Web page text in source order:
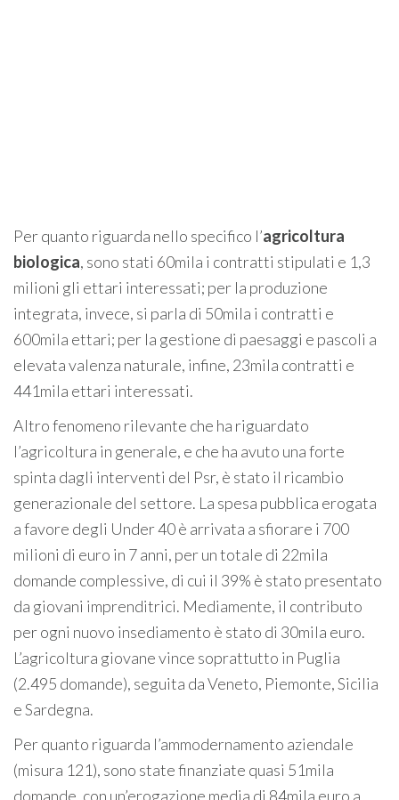
Per quanto riguarda nello specifico l’agricoltura
biologica, sono stati 60mila i contratti stipulati e 1,3
milioni gli ettari interessati; per la produzione
integrata, invece, si parla di 50mila i contratti e
600mila ettari; per la gestione di paesaggi e pascoli a
elevata valenza naturale, infine, 23mila contratti e
441mila ettari interessati.
Altro fenomeno rilevante che ha riguardato
l’agricoltura in generale, e che ha avuto una forte
spinta dagli interventi del Psr, è stato il ricambio
generazionale del settore. La spesa pubblica erogata
a favore degli Under 40 è arrivata a sfiorare i 700
milioni di euro in 7 anni, per un totale di 22mila
domande complessive, di cui il 39% è stato presentato
da giovani imprenditrici. Mediamente, il contributo
per ogni nuovo insediamento è stato di 30mila euro.
L’agricoltura giovane vince soprattutto in Puglia
(2.495 domande), seguita da Veneto, Piemonte, Sicilia
e Sardegna.
Per quanto riguarda l’ammodernamento aziendale
(misura 121), sono state finanziate quasi 51mila
domande, con un’erogazione media di 84mila euro a